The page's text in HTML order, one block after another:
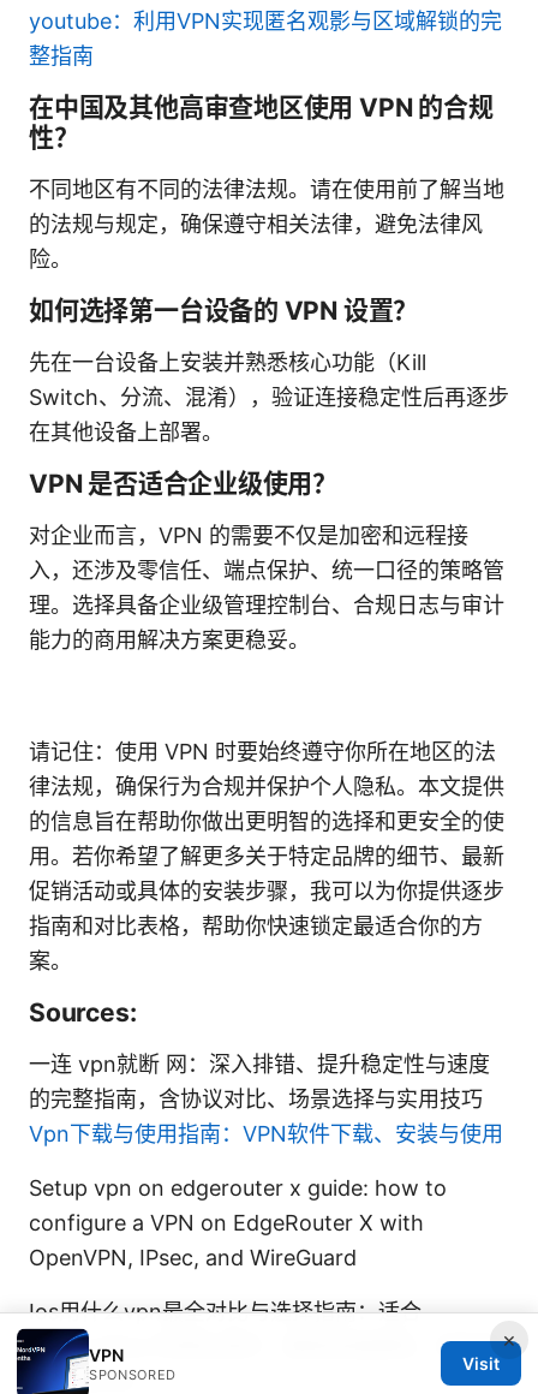
youtube：利用VPN实现匿名观影与区域解锁的完
整指南
在中国及其他高审查地区使用 VPN 的合规
性？
不同地区有不同的法律法规。请在使用前了解当地
的法规与规定，确保遵守相关法律，避免法律风
险。
如何选择第一台设备的 VPN 设置？
先在一台设备上安装并熟悉核心功能（Kill
Switch、分流、混淆），验证连接稳定性后再逐步
在其他设备上部署。
VPN 是否适合企业级使用？
对企业而言，VPN 的需要不仅是加密和远程接
入，还涉及零信任、端点保护、统一口径的策略管
理。选择具备企业级管理控制台、合规日志与审计
能力的商用解决方案更稳妥。
请记住：使用 VPN 时要始终遵守你所在地区的法
律法规，确保行为合规并保护个人隐私。本文提供
的信息旨在帮助你做出更明智的选择和更安全的使
用。若你希望了解更多关于特定品牌的细节、最新
促销活动或具体的安装步骤，我可以为你提供逐步
指南和对比表格，帮助你快速锁定最适合你的方
案。
Sources:
一连 vpn就断 网：深入排错、提升稳定性与速度
的完整指南，含协议对比、场景选择与实用技巧
Vpn下载与使用指南：VPN软件下载、安装与使用
Setup vpn on edgerouter x guide: how to
configure a VPN on EdgeRouter X with
OpenVPN, IPsec, and WireGuard
Ios用什么vpn最全对比与选择指南：适合
iPhone/iPad 的隐私保护、解锁地域限制、速度测
试与性价比
×
VPN
SPONSORED
Visit